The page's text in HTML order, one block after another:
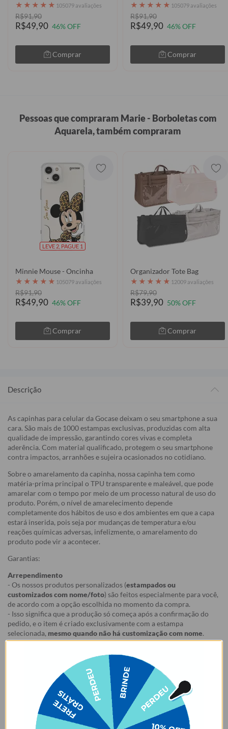
★ ★ ★ ★ ★ 105079 avaliações
R$91,90
R$49,90 46% OFF
Comprar
★ ★ ★ ★ ★ 105079 avaliações
R$91,90
R$49,90 46% OFF
Comprar
Pessoas que compraram Marie - Borboletas com
Aquarela, também compraram
LEVE 2, PAGUE 1
Minnie Mouse - Oncinha
★ ★ ★ ★ ★ 105079 avaliações
R$91,90
R$49,90 46% OFF
Comprar
Organizador Tote Bag
★ ★ ★ ★ ★ 12009 avaliações
R$79,90
R$39,90 50% OFF
Comprar
Descrição
As capinhas para celular da Gocase deixam o seu smartphone a sua
cara. São mais de 1000 estampas exclusivas, produzidas com alta
qualidade de impressão, garantindo cores vivas e completa
aderência. Com material qualificado, protegem o seu smartphone
contra impactos, arranhões e sujeira ocasionados no cotidiano.
Sobre o amarelamento da capinha, nossa capinha tem como
matéria-prima principal o TPU transparente e maleável, que pode
amarelar com o tempo por meio de um processo natural de uso do
produto. Porém, o nível de amarelecimento depende
completamente dos hábitos de uso e dos ambientes em que a capa
estará inserida, pois seja por mudanças de temperatura e/ou
reações químicas adversas, infelizmente, o amarelamento do
produto pode vir a acontecer.
Garantias:
Arrependimento
- Os nossos produtos personalizados (estampados ou
customizados com nome/foto) são feitos especialmente para você,
de acordo com a opção escolhida no momento da compra.
- Isso significa que a produção só começa após a confirmação do
pedido, e o item é criado exclusivamente com a estampa
selecionada, mesmo quando não há customização com nome.
- Por isso, é super importante conferir com atenção todos os
detalhes antes de finalizar a compra, como modelo, estampa e
- Após o início da produção,
não é possível realizar
cancelamentos ou alterações
, pois o produto não pode retornar
ao estoque.
- Descascamento: 6 meses;